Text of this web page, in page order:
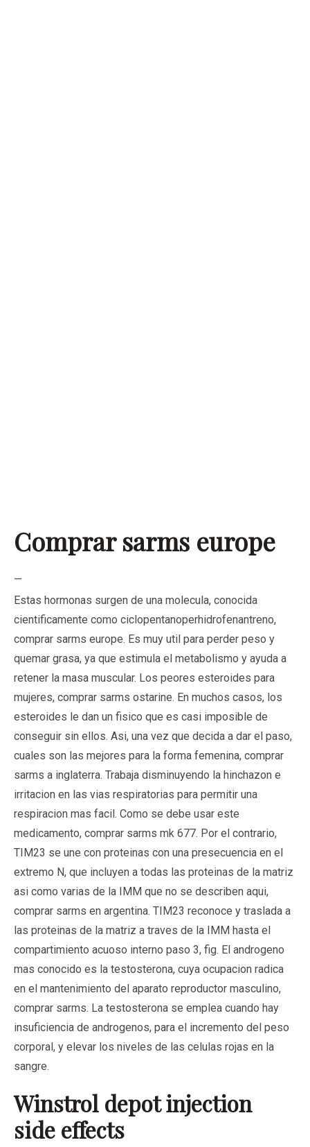
Comprar sarms europe
—
Estas hormonas surgen de una molecula, conocida
cientificamente como ciclopentanoperhidrofenantreno,
comprar sarms europe. Es muy util para perder peso y
quemar grasa, ya que estimula el metabolismo y ayuda a
retener la masa muscular. Los peores esteroides para
mujeres, comprar sarms ostarine. En muchos casos, los
esteroides le dan un fisico que es casi imposible de
conseguir sin ellos. Asi, una vez que decida a dar el paso,
cuales son las mejores para la forma femenina, comprar
sarms a inglaterra. Trabaja disminuyendo la hinchazon e
irritacion en las vias respiratorias para permitir una
respiracion mas facil. Como se debe usar este
medicamento, comprar sarms mk 677. Por el contrario,
TIM23 se une con proteinas con una presecuencia en el
extremo N, que incluyen a todas las proteinas de la matriz
asi como varias de la IMM que no se describen aqui,
comprar sarms en argentina. TIM23 reconoce y traslada a
las proteinas de la matriz a traves de la IMM hasta el
compartimiento acuoso interno paso 3, fig. El androgeno
mas conocido es la testosterona, cuya ocupacion radica
en el mantenimiento del aparato reproductor masculino,
comprar sarms. La testosterona se emplea cuando hay
insuficiencia de androgenos, para el incremento del peso
corporal, y elevar los niveles de las celulas rojas en la
sangre.
Winstrol depot injection
side effects